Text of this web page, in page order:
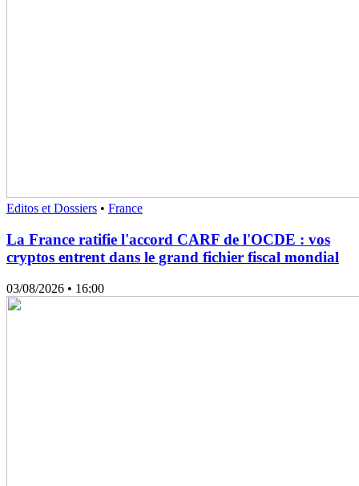
Editos et Dossiers • France
La France ratifie l'accord CARF de l'OCDE : vos
cryptos entrent dans le grand fichier fiscal mondial
03/08/2026 • 16:00